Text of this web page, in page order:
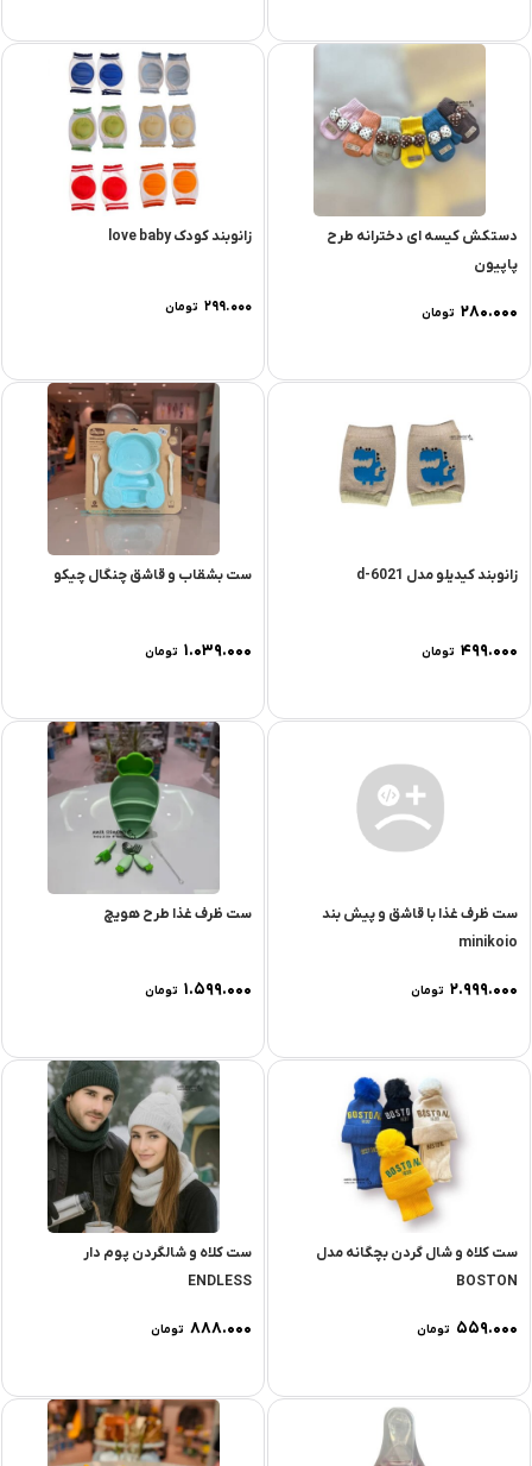
دستکش کیسه ای دخترانه طرح
پاپیون
۲۸۰.۰۰۰ تومان
زانوبند کودک love baby
۲۹۹.۰۰۰ تومان
زانوبند کیدیلو مدل d-6021
۴۹۹.۰۰۰ تومان
ست بشقاب و قاشق چنگال چیکو
۱.۰۳۹.۰۰۰ تومان
ست ظرف غذا با قاشق و پيش بند
minikoio
۲.۹۹۹.۰۰۰ تومان
ست ظرف غذا طرح هویچ
۱.۵۹۹.۰۰۰ تومان
ست کلاه و شال گردن بچگانه مدل
BOSTON
۵۵۹.۰۰۰ تومان
ست کلاه و شالگردن پوم دار
ENDLESS
۸۸۸.۰۰۰ تومان